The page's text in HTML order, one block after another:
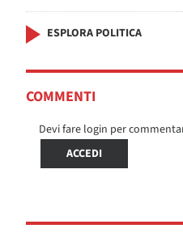
ESPLORA POLITICA
COMMENTI
Devi fare login per
ACCEDI